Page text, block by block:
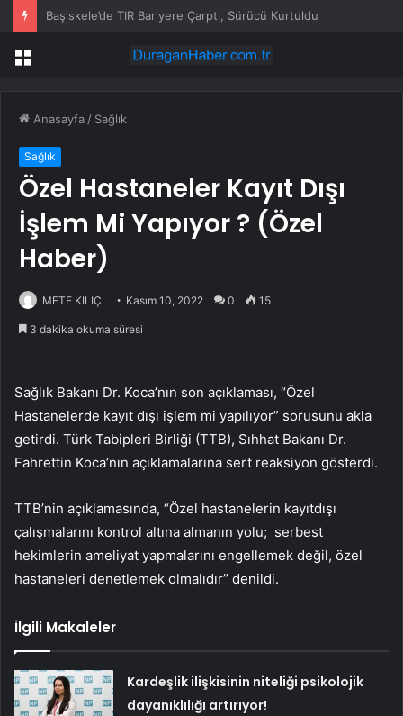
Türkiye’de Elektrikli Araç Sayısı 450 Bini Aştı
Menü
Anasayfa / Sağlık
Sağlık
Özel Hastaneler Kayıt Dışı
İşlem Mi Yapıyor ? (Özel
Haber)
METE KILIÇ Kasım 10, 2022 0 15
3 dakika okuma süresi
Sağlık Bakanı Dr. Koca’nın son açıklaması, “Özel
Hastanelerde kayıt dışı işlem mi yapılıyor” sorusunu akla
getirdi. Türk Tabipleri Birliği (TTB), Sıhhat Bakanı Dr.
Fahrettin Koca’nın açıklamalarına sert reaksiyon gösterdi.
TTB’nin açıklamasında, “Özel hastanelerin kayıtdışı
çalışmalarını kontrol altına almanın yolu; serbest
hekimlerin ameliyat yapmalarını engellemek değil, özel
hastaneleri denetlemek olmalıdır” denildi.
İlgili Makaleler
Kardeşlik ilişkisinin niteliği psikolojik
dayanıklılığı artırıyor!